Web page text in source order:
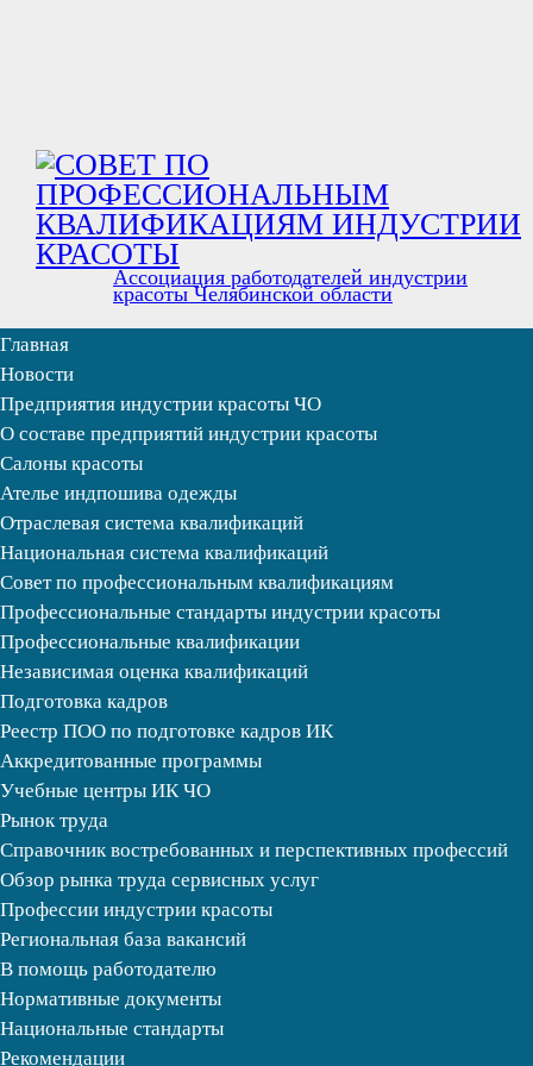
Ассоциация работодателей индустрии
красоты Челябинской области
Главная
Новости
Предприятия индустрии красоты ЧО
О составе предприятий индустрии красоты
Салоны красоты
Ателье индпошива одежды
Отраслевая система квалификаций
Национальная система квалификаций
Совет по профессиональным квалификациям
Профессиональные стандарты индустрии красоты
Профессиональные квалификации
Независимая оценка квалификаций
Подготовка кадров
Реестр ПОО по подготовке кадров ИК
Аккредитованные программы
Учебные центры ИК ЧО
Рынок труда
Справочник востребованных и перспективных профессий
Обзор рынка труда сервисных услуг
Профессии индустрии красоты
Региональная база вакансий
В помощь работодателю
Нормативные документы
Национальные стандарты
Рекомендации